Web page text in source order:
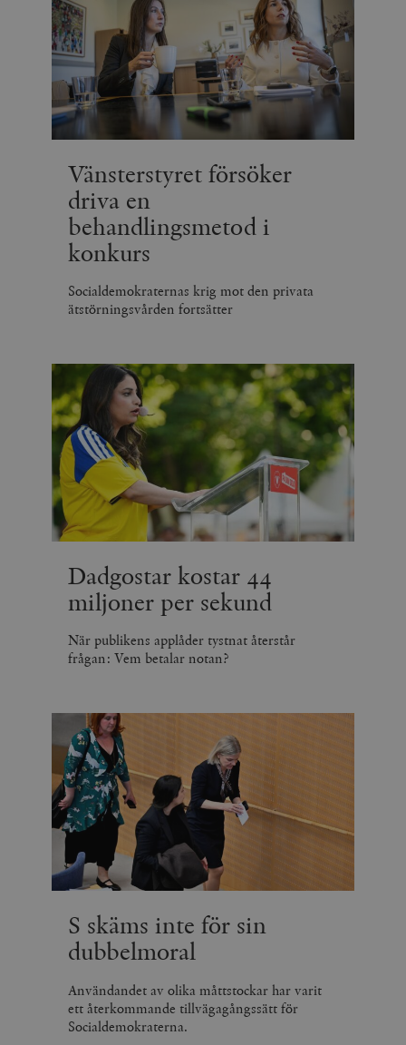
Vänsterstyret försöker
driva en
behandlingsmetod i
konkurs
Socialdemokraternas krig mot den privata
ätstörningsvården fortsätter
Dadgostar kostar 44
miljoner per sekund
När publikens applåder tystnat återstår
frågan: Vem betalar notan?
S skäms inte för sin
dubbelmoral
Användandet av olika måttstockar har varit
ett återkommande tillvägagångssätt för
Socialdemokraterna.